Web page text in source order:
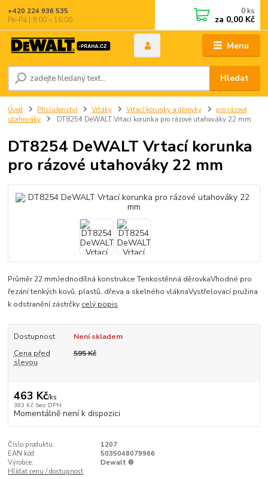
Menu
Hledat
+420 224 936 535
Po–Pá | 9:00 – 16:00
0 ks
za 0,00 Kč
Úvod Příslušenství Vrtáky Vrtací korunky a děrovky
pro rázové
utahováky
DT8254 DeWALT Vrtací korunka pro rázové utahováky 22 mm
DT8254 DeWALT Vrtací korunka
pro rázové utahováky 22 mm
Průměr 22 mmJednodílná konstrukce Tenkostěnná děrovkaVhodné pro
řezání tenkých kovů, plastů, dřeva a skelného vláknaVystřelovací pružina
k odstranění zástrčky celý popis
Dostupnost
Není skladem
Cena před
slevou
595 Kč
463 Kč/ks
383 Kč bez DPH
Momentálně není k dispozici
Číslo produktu:
1207
EAN kód:
5035048079966
Výrobce:
Dewalt ®
Hlídat cenu / dostupnost